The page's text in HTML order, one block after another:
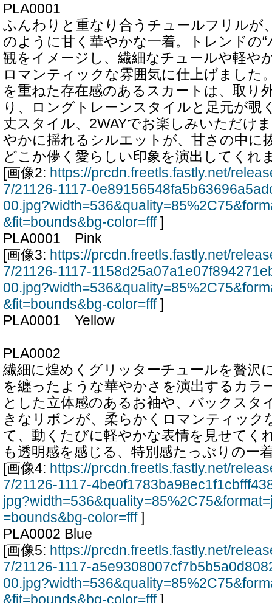
PLA0001
ふんわりと重なり合うチュールフリルが
のように甘く華やかな一着。トレンドの“
観をイメージし、繊細なチュールや軽や
ロマンティックな雰囲気に仕上げました
を重ねた存在感のあるスカートは、取り
り、ロングトレーンスタイルと足元が覗
丈スタイル、2WAYでお楽しみいただけ
やかに揺れるシルエットが、甘さの中に
どこか儚く愛らしい印象を演出してくれ
[画像2: https://prcdn.freetls.fastly.net/
7/21126-1117-
&fit=bounds&bg-color=fff]
PLA0001 Pink
[画像3: https://prcdn.freetls.fastly.net/
7/21126-1117-
&fit=bounds&bg-color=fff]
PLA0001 Yellow
PLA0002
繊細に煌めくグリッターチュールを贅沢
を纏ったような華やかさを演出するカラ
とした立体感のあるお袖や、バックスタ
きなリボンが、柔らかくロマンティック
て、動くたびに軽やかな表情を見せてく
も透明感を感じる、特別感たっぷりの一
[画像4: https://prcdn.freetls.fastly.net/
7/21126-1117-
=bounds&bg-color=fff]
PLA0002 Blue
[画像5: https://prcdn.freetls.fastly.net/
7/21126-1117-
&fit=bounds&bg-color=fff]